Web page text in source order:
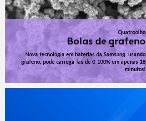
Quatroolho
Bolas de grafeno
Nova tecnologia em baterias da Samsung, usando
grafeno, pode carregá-las de 0-100% em apenas 18
minutos!